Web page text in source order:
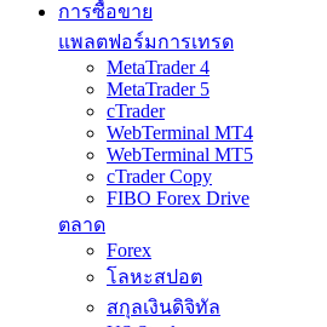
การซื้อขาย
แพลตฟอร์มการเทรด
MetaTrader 4
MetaTrader 5
cTrader
WebTerminal MT4
WebTerminal MT5
cTrader Copy
FIBO Forex Drive
ตลาด
Forex
โลหะสปอต
สกุลเงินดิจิทัล